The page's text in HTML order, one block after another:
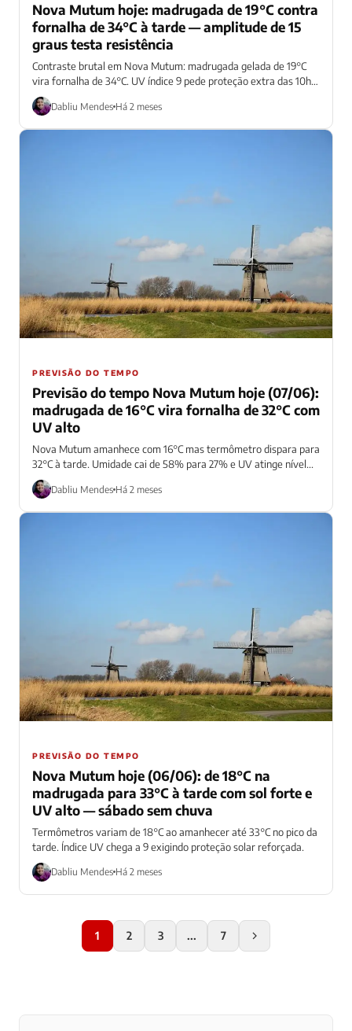
Nova Mutum hoje: madrugada de 19°C contra
fornalha de 34°C à tarde — amplitude de 15
graus testa resistência
Contraste brutal em Nova Mutum: madrugada gelada de 19°C
vira fornalha de 34°C. UV índice 9 pede proteção extra das 10h
às...
Dabliu Mendes Há 2 meses
PREVISÃO DO TEMPO
Previsão do tempo Nova Mutum hoje (07/06):
madrugada de 16°C vira fornalha de 32°C com
UV alto
Nova Mutum amanhece com 16°C mas termômetro dispara para
32°C à tarde. Umidade cai de 58% para 27% e UV atinge nível...
Dabliu Mendes Há 2 meses
PREVISÃO DO TEMPO
Nova Mutum hoje (06/06): de 18°C na
madrugada para 33°C à tarde com sol forte e
UV alto — sábado sem chuva
Termômetros variam de 18°C ao amanhecer até 33°C no pico da
tarde. Índice UV chega a 9 exigindo proteção solar reforçada.
Dabliu Mendes Há 2 meses
1 2 3 ... 7